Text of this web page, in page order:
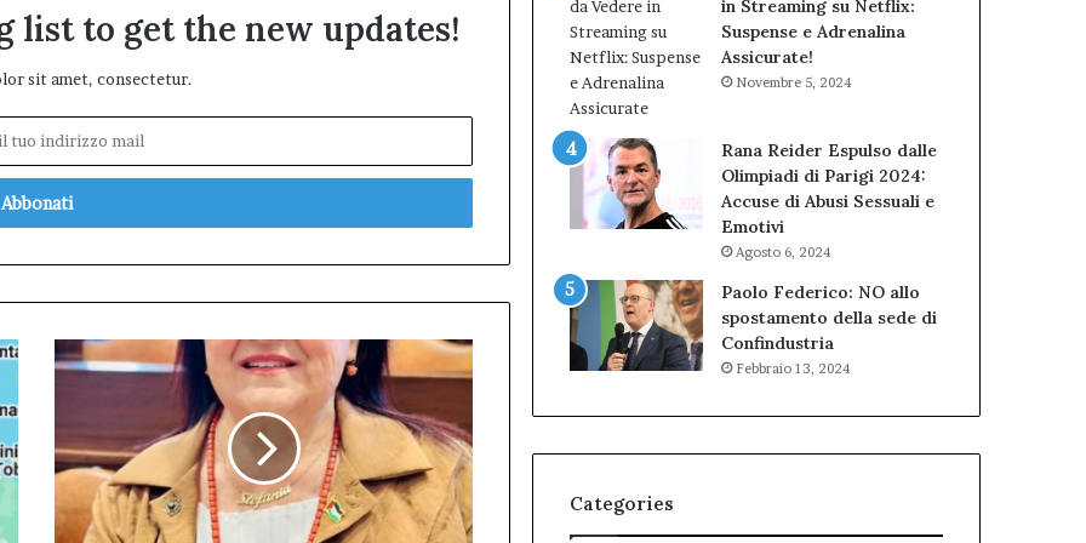
list to get the new updates!
sit amet, consectetur.
Pezzopane
(PD):
Polizia
Locale,
la
settima
in Streaming su Netflix:
Suspense e Adrenalina
Assicurate!
Novembre 5, 2024
Rana Reider Espulso dalle
Olimpiadi di Parigi 2024:
Accuse di Abusi Sessuali e
Emotivi
Agosto 6, 2024
Paolo Federico: NO allo
spostamento della sede di
Confindustria
Febbraio 13, 2024
Categories